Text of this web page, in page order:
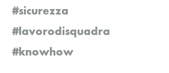
#sicurezza
#lavorodisquadra
#knowhow